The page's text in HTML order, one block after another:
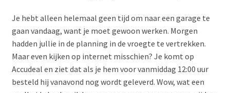
Je hebt alleen helemaal geen tijd om naar een garage te
gaan vandaag, want je moet gewoon werken. Morgen
hadden jullie in de planning in de vroegte te vertrekken.
Maar even kijken op internet misschien? Je komt op
Accudeal en ziet dat als je hem voor vanmiddag 12:00 uur
besteld hij vanavond nog wordt geleverd. Wow, wat een